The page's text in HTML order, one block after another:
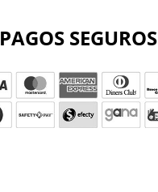
PAGOS SEGUROS